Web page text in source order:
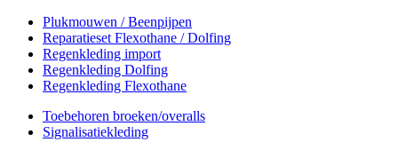
Plukmouwen / Beenpijpen
Reparatieset Flexothane / Dolfing
Regenkleding import
Regenkleding Dolfing
Regenkleding Flexothane
Toebehoren broeken/overalls
Signalisatiekleding